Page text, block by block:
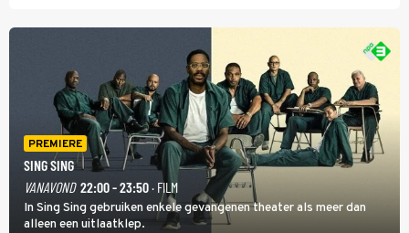
PREMIERE
SING SING
VANAVOND 22:00 - 23:50· FILM
In Sing Sing gebruiken enkele gevangenen theater als meer dan
alleen een uitlaatklep.